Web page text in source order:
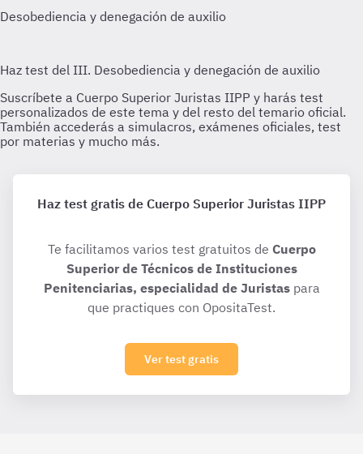
Haz test gratis de Cuerpo Superior Juristas IIPP
Te facilitamos varios test gratuitos de Cuerpo
Superior de Técnicos de Instituciones
Penitenciarias, especialidad de Juristaspara
que practiques con OpositaTest.
Ver test gratis